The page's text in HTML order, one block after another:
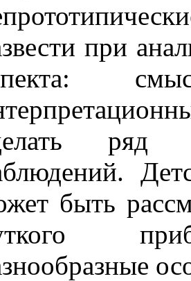
при
ряд
быть